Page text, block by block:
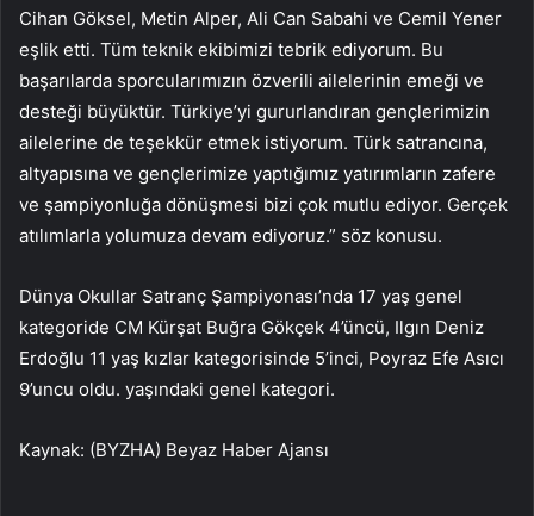
Cihan Göksel, Metin Alper, Ali Can Sabahi ve Cemil Yener
eşlik etti. Tüm teknik ekibimizi tebrik ediyorum. Bu
başarılarda sporcularımızın özverili ailelerinin emeği ve
desteği büyüktür. Türkiye’yi gururlandıran gençlerimizin
ailelerine de teşekkür etmek istiyorum. Türk satrancına,
altyapısına ve gençlerimize yaptığımız yatırımların zafere
ve şampiyonluğa dönüşmesi bizi çok mutlu ediyor. Gerçek
atılımlarla yolumuza devam ediyoruz.” söz konusu.
Dünya Okullar Satranç Şampiyonası’nda 17 yaş genel
kategoride CM Kürşat Buğra Gökçek 4’üncü, Ilgın Deniz
Erdoğlu 11 yaş kızlar kategorisinde 5’inci, Poyraz Efe Asıcı
9’uncu oldu. yaşındaki genel kategori.
Kaynak: (BYZHA) Beyaz Haber Ajansı